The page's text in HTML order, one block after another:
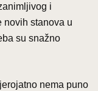
i
novih stanova u
su snažno
nema puno